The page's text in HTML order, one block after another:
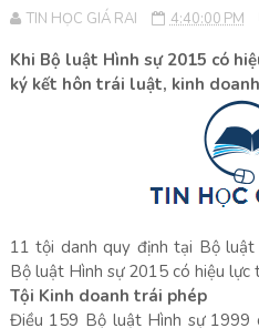
TIN HỌC GIÁ RAI 4:40:00 PM
Khi Bộ luật Hình sự 2015 có
ký kết hôn trái luật, kinh
11 tội danh quy định tại Bộ
Bộ luật Hình sự 2015 có hiệu lực
Tội Kinh doanh trái phép
Điều 159 Bộ luật Hình sự 1999